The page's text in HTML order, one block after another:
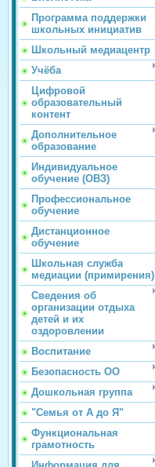
Программа поддержки
школьных инициатив
Школьный медиацентр
Учёба
Цифровой
образовательный
контент
Дополнительное
образование
Индивидуальное
обучение (ОВЗ)
Профессиональное
обучение
Дистанционное
обучение
Школьная служба
медиации (примирения)
Сведения об
организации отдыха
детей и их
оздоровлении
Воспитание
Безопасность ОО
Дошкольная группа
"Семья от А до Я"
Функциональная
грамотность